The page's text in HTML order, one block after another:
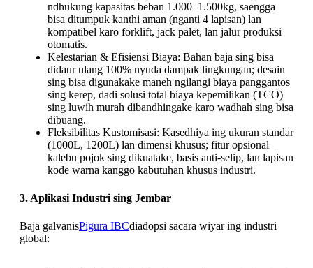
ndhukung kapasitas beban 1.000–1.500kg, saengga
bisa ditumpuk kanthi aman (nganti 4 lapisan) lan
kompatibel karo forklift, jack palet, lan jalur produksi
otomatis.
Kelestarian & Efisiensi Biaya: Bahan baja sing bisa
didaur ulang 100% nyuda dampak lingkungan; desain
sing bisa digunakake maneh ngilangi biaya panggantos
sing kerep, dadi solusi total biaya kepemilikan (TCO)
sing luwih murah dibandhingake karo wadhah sing bisa
dibuang.
Fleksibilitas Kustomisasi: Kasedhiya ing ukuran standar
(1000L, 1200L) lan dimensi khusus; fitur opsional
kalebu pojok sing dikuatake, basis anti-selip, lan lapisan
kode warna kanggo kabutuhan khusus industri.
3. Aplikasi Industri sing Jembar
Baja galvanisPigura IBCdiadopsi sacara wiyar ing industri
global: